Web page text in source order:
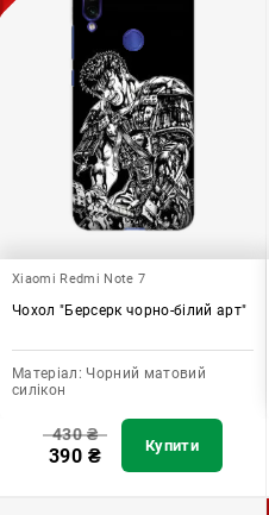
Xiaomi Redmi Note 7
Чохол "Берсерк чорно-білий арт"
Матеріал: Чорний матовий
силікон
430₴
390 ₴ Купити